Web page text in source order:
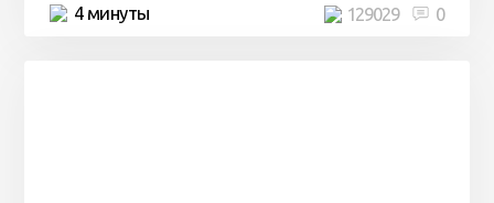
4 минуты 0
129029